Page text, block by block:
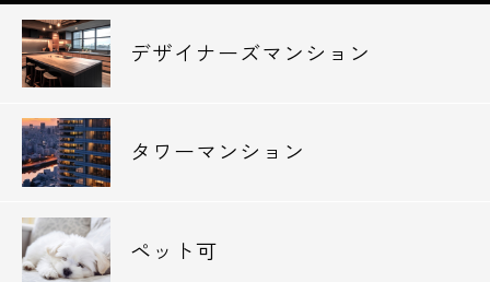
デザイナーズマンション
タワーマンション
ペット可